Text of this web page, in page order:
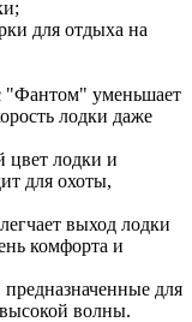
для отдыха на
"Фантом" уменьшает
лодки даже
лодки и
для охоты,
выход лодки
комфорта и
для
волны.